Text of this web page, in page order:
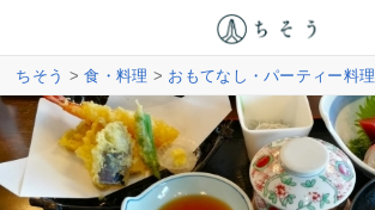
ちそう >食・料理 > おもてなし・パーティー料理